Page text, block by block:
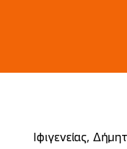
Ιφιγενείας,